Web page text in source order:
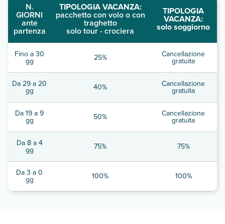
N.
GIORNI
ante
partenza
TIPOLOGIA VACANZA:
pacchetto con volo o con
traghetto
solo tour - crociera
TIPOLOGIA
VACANZA:
solo soggiorno
Fino a 30
gg 25% Cancellazione
gratuita
Da 29 a 20
gg 40% Cancellazione
gratuita
Da 19 a 9
gg 50% Cancellazione
gratuita
Da 8 a 4
gg 75% 75%
Da 3 a 0
gg 100% 100%